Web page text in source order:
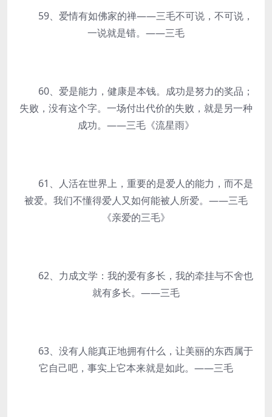
59、爱情有如佛家的禅——三毛不可说，不可说，
一说就是错。——三毛
60、爱是能力，健康是本钱。成功是努力的奖品；
失败，没有这个字。一场付出代价的失败，就是另一种
成功。——三毛《流星雨》
61、人活在世界上，重要的是爱人的能力，而不是
被爱。我们不懂得爱人又如何能被人所爱。——三毛
《亲爱的三毛》
62、力成文学：我的爱有多长，我的牵挂与不舍也
就有多长。——三毛
63、没有人能真正地拥有什么，让美丽的东西属于
它自己吧，事实上它本来就是如此。——三毛